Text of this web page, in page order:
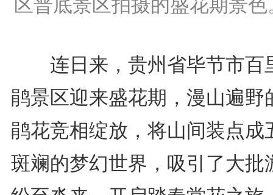
区普底景区拍摄的盛花期景色
连日来，贵州省毕节市百
鹃景区迎来盛花期，漫山遍野
鹃花竞相绽放，将山间装点成
斑斓的梦幻世界，吸引了大批